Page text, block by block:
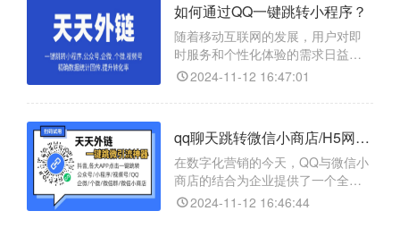
天外链】，亲测有效哦！​
如何通过QQ一键跳转小程序？
随着移动互联网的发展，用户对即
时服务和个性化体验的需求日益增
长。QQ，作为中国最大的即时通讯
个展示自我和吸引粉丝的舞台。结
转小程序可以为企业构建一个高效
的用户引流和转化路径。
2024-11-12 16:47:01
qq聊天跳转微信小商店/H5网页怎么实现？
在数字化营销的今天，QQ与微信小
商店的结合为企业提供了一个全新
的营销渠道。通过QQ聊天中的链接
2024-11-12 16:46:44